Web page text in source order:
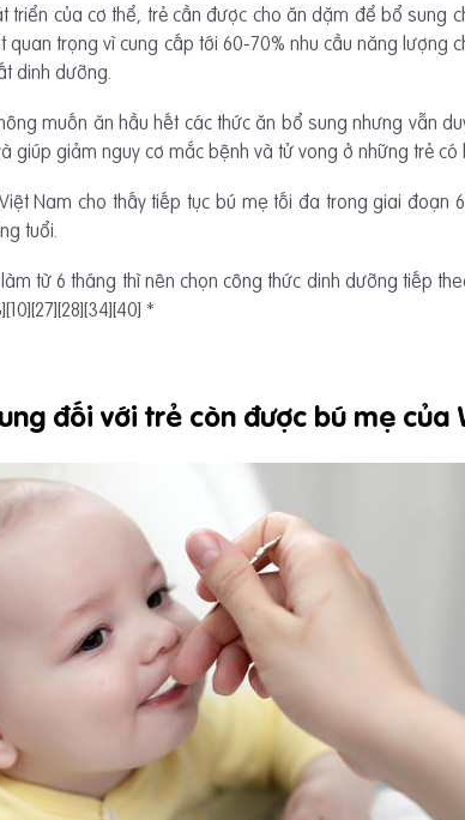
của cơ thể, trẻ cần được cho ăn dặm để bổ sung
trọng vì cung cấp tới 60-70% nhu cầu năng lượng
dinh dưỡng.
muốn ăn hầu hết các thức ăn bổ sung nhưng vẫn
giảm nguy cơ mắc bệnh và tử vong ở những trẻ có
Nam cho thấy tiếp tục bú mẹ tối đa trong giai đoạn
tuổi.
từ 6 tháng thì nên chọn công thức dinh dưỡng tiếp
*
đối với trẻ còn được bú mẹ của